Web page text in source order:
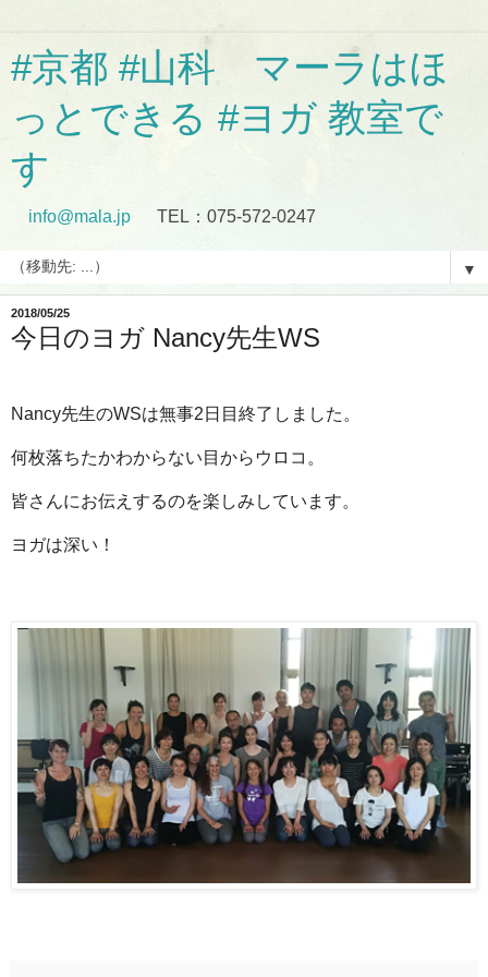
#京都 #山科 マーラはほ
っとできる #ヨガ 教室で
す
info@mala.jp TEL：075-572-0247
▼
2018/05/25
今日のヨガ Nancy先生WS
Nancy先生のWSは無事2日目終了しました。
何枚落ちたかわからない目からウロコ。
皆さんにお伝えするのを楽しみしています。
ヨガは深い！